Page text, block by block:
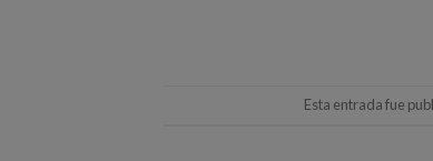
Esta entrada fue